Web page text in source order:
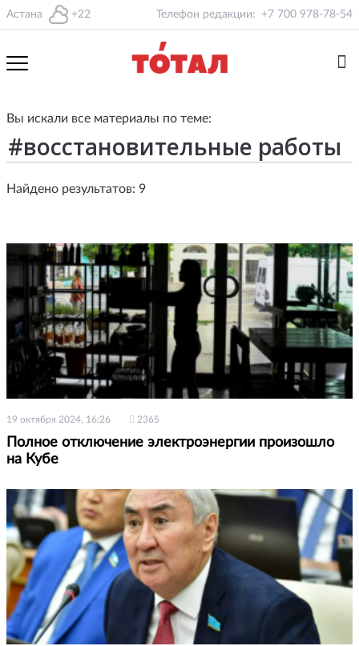
Астана +22 Телефон редакции: +7 700 978-78-54
Вы искали все материалы по теме:
Найдено результатов: 9
19 октября 2024, 16:26 2365
Полное отключение электроэнергии произошло
на Кубе